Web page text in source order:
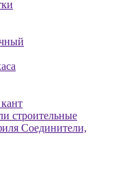
строительные
Соединители,